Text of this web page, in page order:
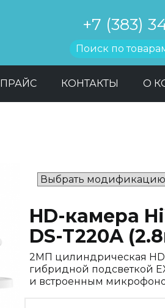
+7 (383)
ПРАЙС КОНТАКТЫ О
HD-камера
DS-T220A
2МП цилиндрическая
гибридной подсветкой
и встроенным